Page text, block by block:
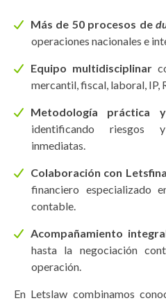
Más de 50 procesos de
operaciones nacionales e
Equipo multidisciplinar
mercantil, fiscal, laboral, IP,
Metodología práctica
identificando riesgos
inmediatas.
Colaboración con
financiero especializado
contable.
Acompañamiento
hasta la negociación
operación.
En Letslaw combinamos